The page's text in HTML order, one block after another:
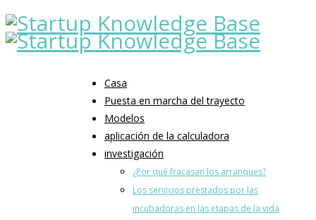
Casa
Puesta en marcha del trayecto
Modelos
aplicación de la calculadora
investigación
¿Por qué fracasan los arranques?
Los servicios prestados por las
incubadoras en las etapas de la vida